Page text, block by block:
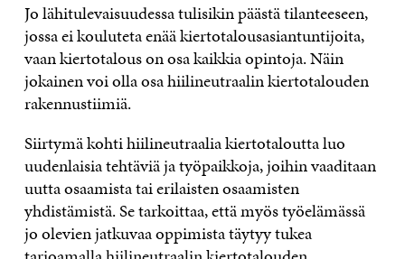
Jo lähitulevaisuudessa tulisikin päästä tilanteeseen,
jossa ei kouluteta enää kiertotalousasiantuntijoita,
vaan kiertotalous on osa kaikkia opintoja. Näin
jokainen voi olla osa hiilineutraalin kiertotalouden
rakennustiimiä.
Siirtymä kohti hiilineutraalia kiertotaloutta luo
uudenlaisia tehtäviä ja työpaikkoja, joihin vaaditaan
uutta osaamista tai erilaisten osaamisten
yhdistämistä. Se tarkoittaa, että myös työelämässä
jo olevien jatkuvaa oppimista täytyy tukea